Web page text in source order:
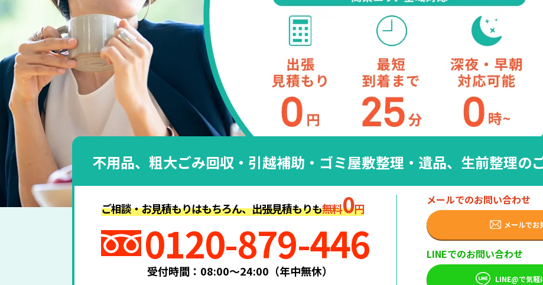
不用品、粗大ごみ回収・引越補助・ ゴミ屋敷整理・遺品、生前整理の
ご相談・お見積もりはもちろん、出張見積もりも無料0円
0120-879-446
受付時間：08:00～24:00（年中無休）
メールでのお問い合わせ
メールでお
LINEでのお問い合わせ
LINE@で気軽